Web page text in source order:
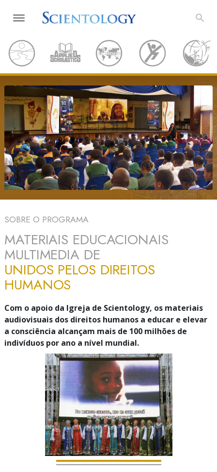
SOBRE O PROGRAMA
MATERIAIS EDUCACIONAIS
MULTIMEDIA DE
UNIDOS PELOS DIREITOS
HUMANOS
Com o apoio da Igreja de Scientology, os materiais
audiovisuais dos direitos humanos a educar e elevar
a consciência alcançam mais de 100 milhões de
indivíduos por ano a nível mundial.